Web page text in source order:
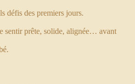
défis des premiers jours.
sentir prête, solide, alignée… avant